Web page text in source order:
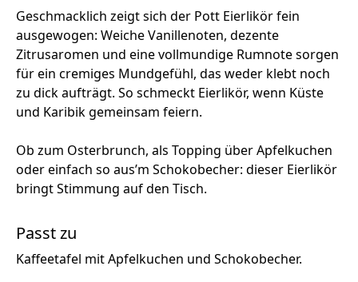
Geschmacklich zeigt sich der Pott Eierlikör fein
ausgewogen: Weiche Vanillenoten, dezente
Zitrusaromen und eine vollmundige Rumnote sorgen
für ein cremiges Mundgefühl, das weder klebt noch
zu dick aufträgt. So schmeckt Eierlikör, wenn Küste
und Karibik gemeinsam feiern.
Ob zum Osterbrunch, als Topping über Apfelkuchen
oder einfach so aus’m Schokobecher: dieser Eierlikör
bringt Stimmung auf den Tisch.
Passt zu
Kaffeetafel mit Apfelkuchen und Schokobecher.